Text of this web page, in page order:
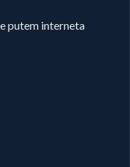
putem interneta